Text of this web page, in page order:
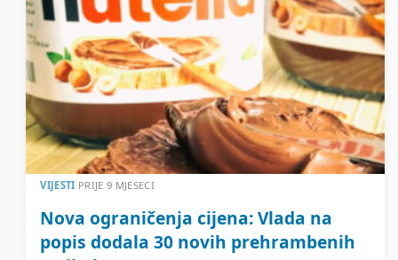
VIJESTI PRIJE 9 MJESECI
Nova ograničenja cijena: Vlada na
popis dodala 30 novih prehrambenih